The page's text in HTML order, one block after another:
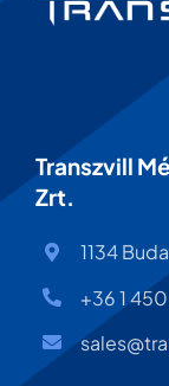
Transzvill
Zrt.
1134
+36 1